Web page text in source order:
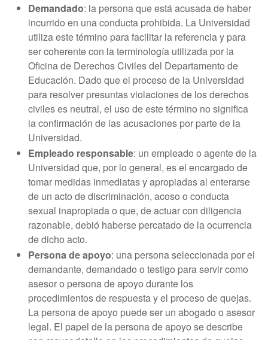
Demandado: la persona que está acusada de haber
incurrido en una conducta prohibida. La Universidad
utiliza este término para facilitar la referencia y para
ser coherente con la terminología utilizada por la
Oficina de Derechos Civiles del Departamento de
Educación. Dado que el proceso de la Universidad
para resolver presuntas violaciones de los derechos
civiles es neutral, el uso de este término no significa
la confirmación de las acusaciones por parte de la
Universidad.
Empleado responsable: un empleado o agente de la
Universidad que, por lo general, es el encargado de
tomar medidas inmediatas y apropiadas al enterarse
de un acto de discriminación, acoso o conducta
sexual inapropiada o que, de actuar con diligencia
razonable, debió haberse percatado de la ocurrencia
de dicho acto.
Persona de apoyo: una persona seleccionada por el
demandante, demandado o testigo para servir como
asesor o persona de apoyo durante los
procedimientos de respuesta y el proceso de quejas.
La persona de apoyo puede ser un abogado o asesor
legal. El papel de la persona de apoyo se describe